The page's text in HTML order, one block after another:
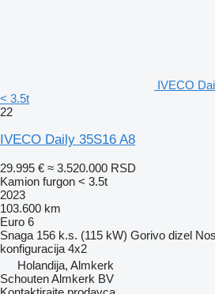
IVECO
< 3.5t
22
IVECO Daily 35S16 A8
29.995 € ≈ 3.520.000 RSD
Kamion furgon < 3.5t
2023
103.600 km
Euro 6
Snaga 156 k.s. (115 kW) Gorivo dizel
konfiguracija 4x2
Holandija, Almkerk
Schouten Almkerk BV